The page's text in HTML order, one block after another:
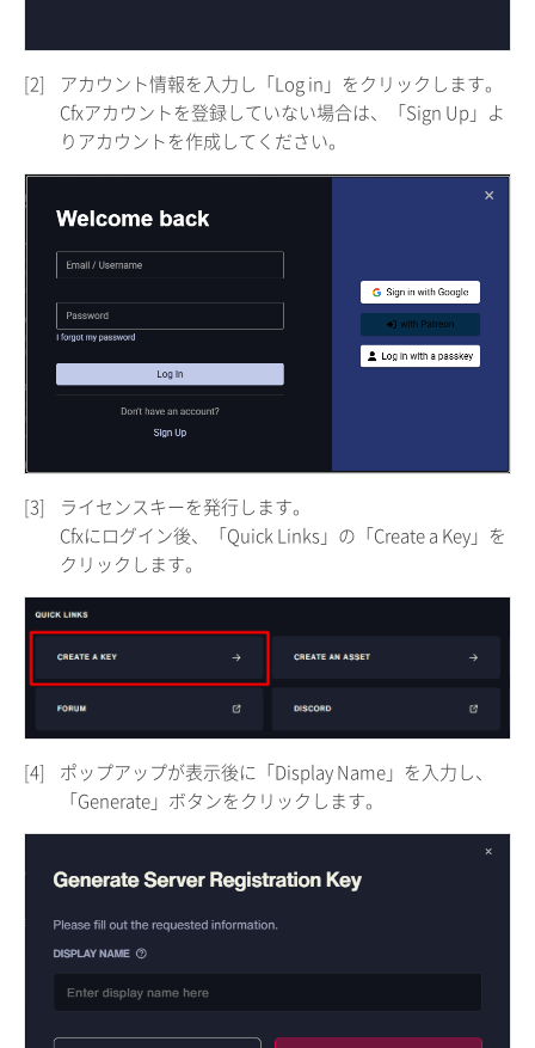
[2]
アカウント情報を入力し「Log in」をクリックします。
Cfxアカウントを登録していない場合は、「Sign Up」よ
りアカウントを作成してください。
[3]
ライセンスキーを発行します。
Cfxにログイン後、「Quick Links」の「Create a Key」を
クリックします。
[4]
ポップアップが表示後に「Display Name」を入力し、
「Generate」ボタンをクリックします。